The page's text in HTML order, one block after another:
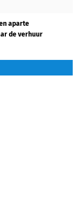
aparte
de verhuur